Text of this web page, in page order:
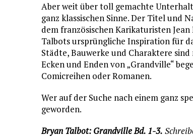
Aber weit über toll gemachte
ganz klassischen Sinne. Der Titel und
dem französischen Karikaturisten
Talbots ursprüngliche Inspiration für
Städte, Bauwerke und Charaktere
Ecken und Enden von „Grandville“
Comicreihen oder Romanen.
Wer auf der Suche nach einem ganz
geworden.
Bryan Talbot: Grandville Bd. 1-3.